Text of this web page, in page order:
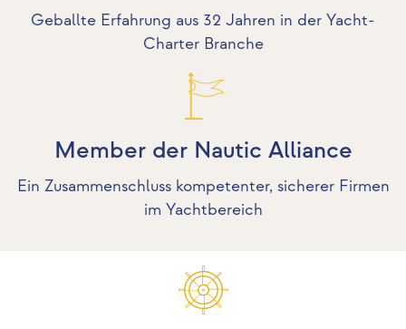
Geballte Erfahrung aus 32 Jahren in der Yacht-
Charter Branche
Member der Nautic Alliance
Ein Zusammenschluss kompetenter, sicherer Firmen
im Yachtbereich